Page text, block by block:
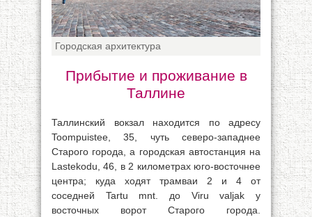
Городская архитектура
Прибытие и проживание в
Таллине
Таллинский вокзал находится по адресу
Toompuistee, 35, чуть северо-западнее
Старого города, а городская автостанция на
Lastekodu, 46, в 2 километрах юго-восточнее
центра; куда ходят трамваи 2 и 4 от
соседней Tartu mnt. до Viru valjak у
восточных ворот Старого города.